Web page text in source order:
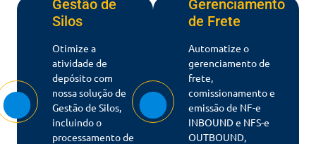
Gestão de
Silos
Otimize a
atividade de
depósito com
nossa solução de
Gestão de Silos,
incluindo o
processamento de
Gerenciamento
de Frete
Automatize o
gerenciamento de
frete,
comissionamento e
emissão de NF-e
INBOUND e NFS-e
OUTBOUND,